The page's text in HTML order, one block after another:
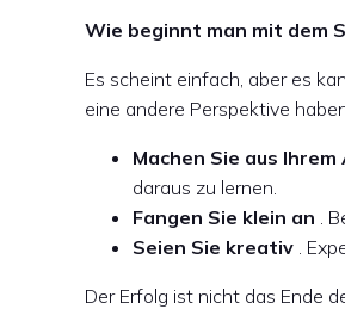
Wie beginnt man mit dem
Es scheint einfach, aber es
eine andere Perspektive
Machen Sie aus
daraus zu lernen.
Fangen Sie klein an .
Seien Sie kreativ .
Der Erfolg ist nicht das Ende